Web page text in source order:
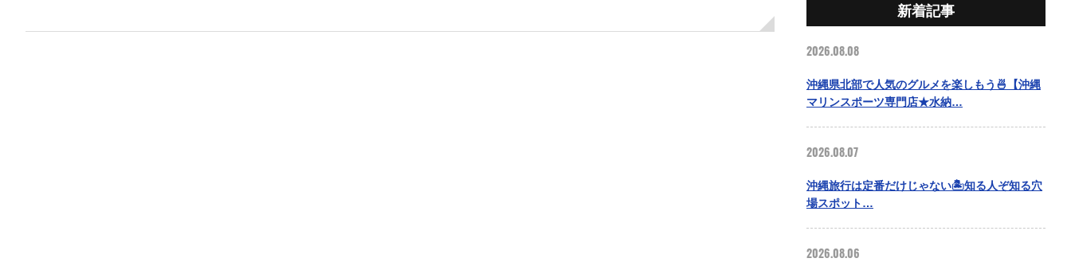
新着記事
2026.08.08
沖縄県北部で人気のグルメを楽しもう🍜【沖縄
マリンスポーツ専門店★水納…
2026.08.07
沖縄旅行は定番だけじゃない🏝️知る人ぞ知る穴
場スポット…
2026.08.06